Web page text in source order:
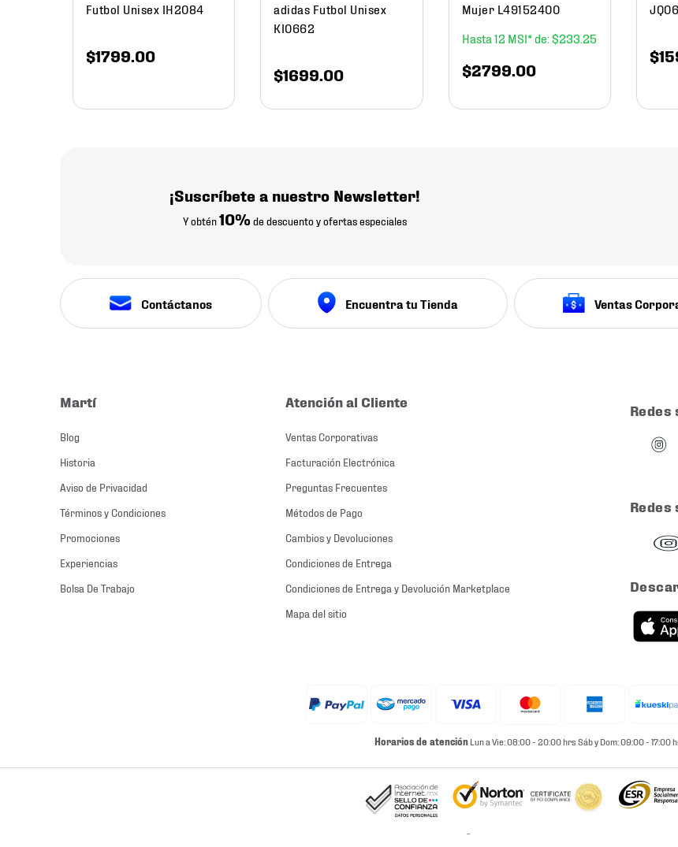
Futbol Unisex IH2084
$1799.00
adidas Futbol Unisex
KI0662
$1699.00
Mujer L49152400
12
$233 25
$2799.00
$
¡Suscríbete a nuestro Newsletter!
Y obtén10% de descuento y ofertas especiales
Contáctanos Encuentra tu Tienda Ventas
Martí
Blog
Historia
Aviso de Privacidad
Términos y Condiciones
Promociones
Experiencias
Bolsa De Trabajo
Atención al Cliente
Ventas Corporativas
Facturación Electrónica
Preguntas Frecuentes
Métodos de Pago
Cambios y Devoluciones
Condiciones de Entrega
Condiciones de Entrega y Devolución Marketplace
Mapa del sitio
Redes
Redes
Horarios de atenciónLun a Vie: 08:00 - 20:00 hrs Sáb y Dom: 09:00 - 17:00
© 2026 Martí. All rights reserved.